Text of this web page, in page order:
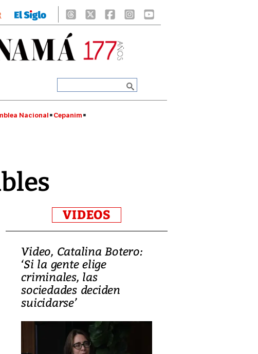
Nacional Cepanim
VIDEOS
Video, Catalina Botero:
‘Si la gente elige
criminales, las
sociedades deciden
suicidarse’